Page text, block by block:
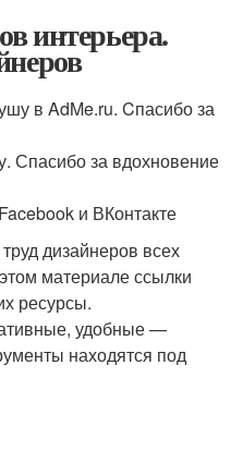
интерьера.
в AdMe.ru. Cпасибо за
Спасибо за вдохновение
и ВКонтакте
дизайнеров всех
материале ссылки
ресурсы.
удобные —
находятся под